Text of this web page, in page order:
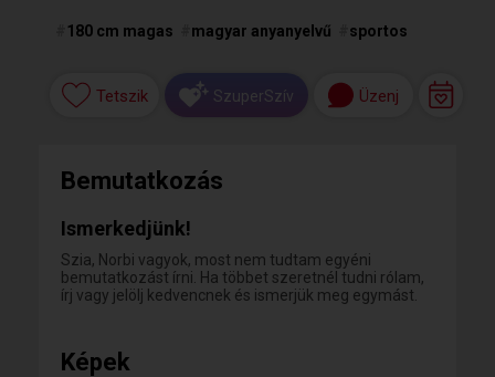
180 cm magas magyar anyanyelvű sportos
Tetszik SzuperSzív Üzenj
Bemutatkozás
Ismerkedjünk!
Szia, Norbi vagyok, most nem tudtam egyéni
bemutatkozást írni. Ha többet szeretnél tudni rólam,
írj vagy jelölj kedvencnek és ismerjük meg egymást.
Képek